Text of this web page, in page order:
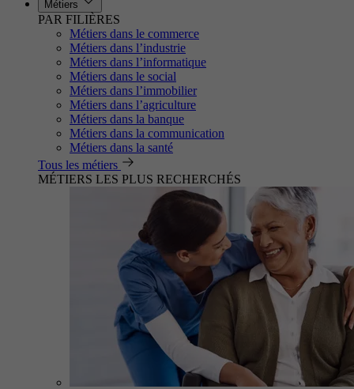
Métiers
PAR FILIÈRES
Métiers dans le commerce
Métiers dans l’industrie
Métiers dans l’informatique
Métiers dans le social
Métiers dans l’immobilier
Métiers dans l’agriculture
Métiers dans la banque
Métiers dans la communication
Métiers dans la santé
Tous les métiers
MÉTIERS LES PLUS RECHERCHÉS